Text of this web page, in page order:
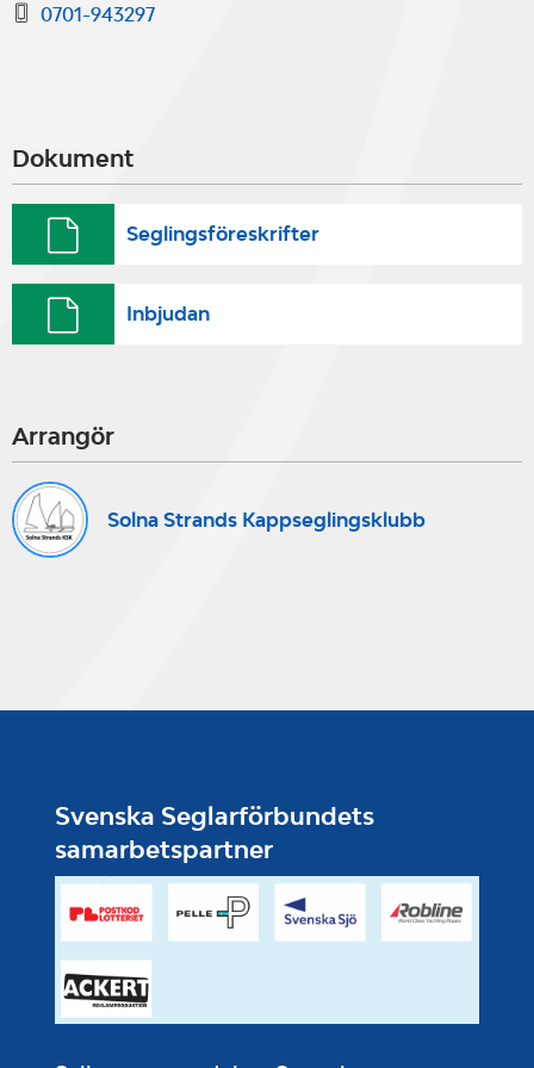
0701-943297
Dokument
Seglingsföreskrifter
Inbjudan
Arrangör
Solna Strands Kappseglingsklubb
Svenska Seglarförbundets
samarbetspartner